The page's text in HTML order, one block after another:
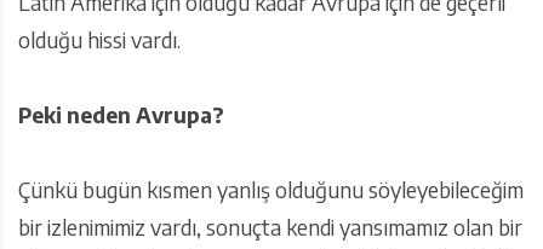
olduğu hissi vardı.
Peki neden Avrupa?
Çünkü bugün kısmen yanlış olduğunu söyleyebileceğim
bir izlenimimiz vardı, sonuçta kendi yansımamız olan bir